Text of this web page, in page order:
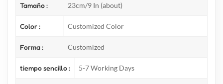
Tamaño : 23cm/9 In (about)
Color : Customized Color
Forma : Customized
tiempo sencillo : 5-7 Working Days